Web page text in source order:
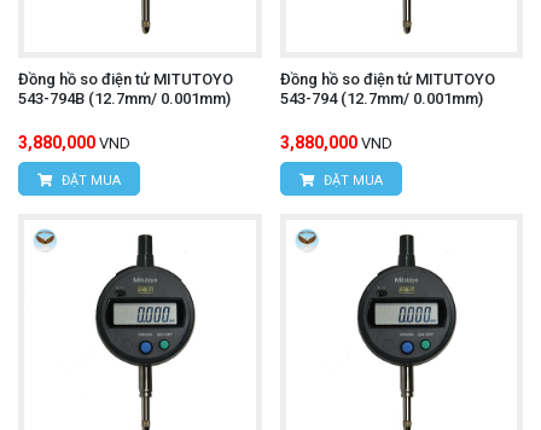
Đồng hồ so điện tử MITUTOYO
543-794B (12.7mm/ 0.001mm)
3,880,000 VND
ĐẶT MUA
Đồng hồ so điện tử MITUTOYO
543-794 (12.7mm/ 0.001mm)
3,880,000 VND
ĐẶT MUA